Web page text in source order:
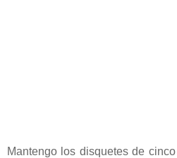
Mantengo los disquetes de